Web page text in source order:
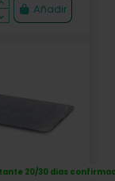
Añadir
20/30 dias